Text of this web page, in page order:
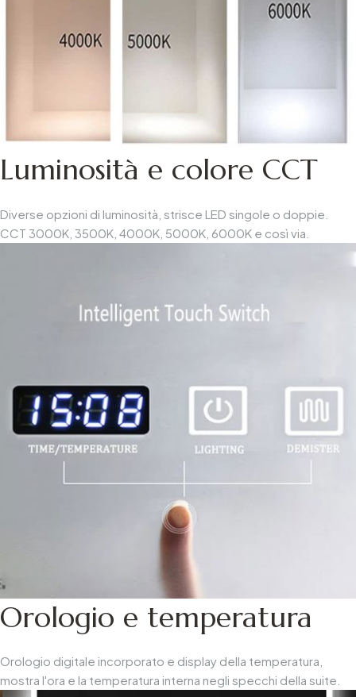
Luminosità e colore CCT
Diverse opzioni di luminosità, strisce LED singole o doppie.
CCT 3000K, 3500K, 4000K, 5000K, 6000K e così via.
Orologio e temperatura
Orologio digitale incorporato e display della temperatura,
mostra l'ora e la temperatura interna negli specchi della suite.